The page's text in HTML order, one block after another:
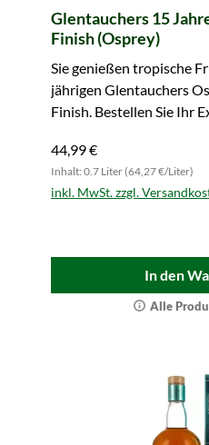
Glentauchers 15
Finish (Osprey)
Sie genießen tropische
jährigen Glentauchers
Finish. Bestellen Sie Ihr
44,99 €
Inhalt: 0.7 Liter (64,27 €/Liter)
inkl. MwSt. zzgl.
In den
Alle